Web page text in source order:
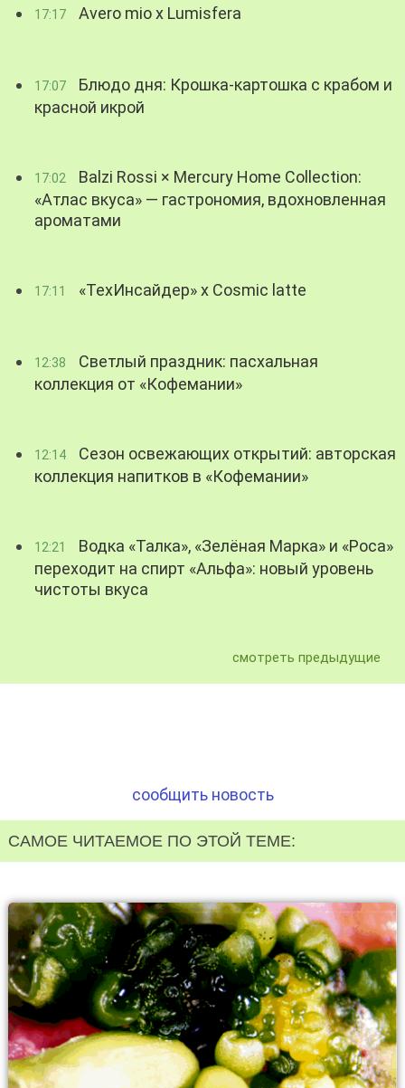
17:17 Avero mio x Lumisfera
17:07
Блюдо дня: Крошка-картошка с крабом и
красной икрой
17:02
Balzi Rossi × Mercury Home Collection:
«Атлас вкуса» — гастрономия, вдохновленная
ароматами
17:11 «ТехИнсайдер» х Cosmic latte
12:38
Светлый праздник: пасхальная
коллекция от «Кофемании»
12:14
Сезон освежающих открытий: авторская
коллекция напитков в «Кофемании»
12:21
Водка «Талка», «Зелёная Марка» и «Роса»
переходит на спирт «Альфа»: новый уровень
чистоты вкуса
смотреть предыдущие
сообщить новость
САМОЕ ЧИТАЕМОЕ ПО ЭТОЙ ТЕМЕ: